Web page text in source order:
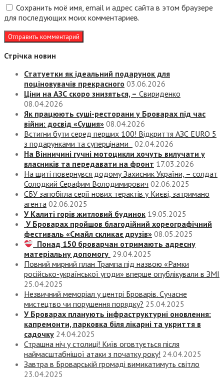
Сохранить моё имя, email и адрес сайта в этом браузере
для последующих моих комментариев.
Стрічка новин
Статуетки як ідеальний подарунок для
поціновувачів прекрасного 03.06.2026
Ціни на АЗС скоро знизяться, – Свириденко
08.04.2026
Як працюють суші-ресторани у Броварах під час
війни: досвід «Сушия» 08.04.2026
Встигни бути серед перших 100! Відкриття АЗС EURO 5
з подарунками та суперцінами
02.04.2026
На Вінничині гучні мотоцикли хочуть вилучати у
власників та передавати на фронт 17.03.2026
На щиті повернувся додому Захисник України, – солдат
Солодкий Серафим Володимирович 02.06.2025
СБУ запобігла серії нових терактів у Києві, затримано
агента 02.06.2025
У Калиті горів житловий будинок 19.05.2025
У Броварах пройшов благодійний хореографічний
фестиваль «Смайл скликає друзів» 08.05.2025
Понад 150 броварчан отримають адресну
матеріальну допомогу 29.04.2025
Повний мирний план Трампа під назвою «‎Рамки
російсько-української угоди» вперше опублікували в ЗМІ
25.04.2025
Незвичний меморіал у центрі Броварів. Сучасне
мистецтво чи порушення порядку? 25.04.2025
У Броварах планують інфраструктурні оновлення:
капремонти, парковка біля лікарні та укриття в
садочку 24.04.2025
Страшна ніч у столиці! Київ оговтується після
наймасштабнішої атаки з початку року! 24.04.2025
Завтра в Броварській громаді вимикатимуть світло
23.04.2025